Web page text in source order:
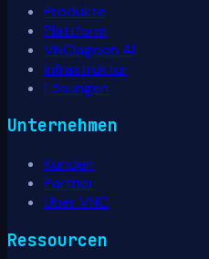
Produkte
Plattform
VNClagoon AI
Infrastruktur
Lösungen
Unternehmen
Kunden
Partner
Über VNC
Ressourcen